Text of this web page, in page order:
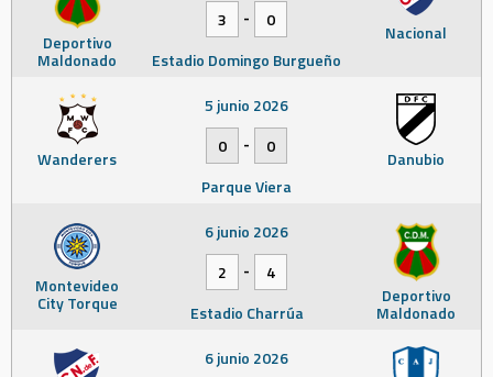
Deportivo
Maldonado
Nacional
3
-
0
Estadio Domingo Burgueño
Wanderers Danubio
5 junio 2026
0
-
0
Parque Viera
Montevideo
City Torque Deportivo
Maldonado
6 junio 2026
2
-
4
Estadio Charrúa
6 junio 2026